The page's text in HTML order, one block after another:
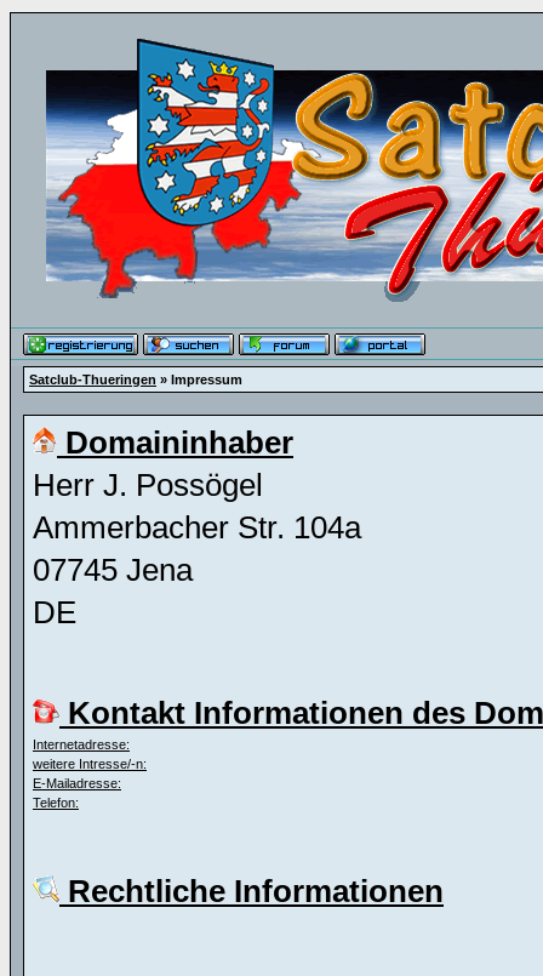
Satclub-Thueringen » Impressum
Domaininhaber
Herr J. Possögel
Ammerbacher Str. 104a
07745 Jena
DE
Kontakt Informationen des
Internetadresse:
weitere Intresse/-n:
E-Mailadresse:
Telefon:
Rechtliche Informationen